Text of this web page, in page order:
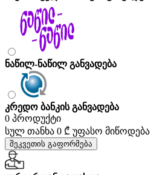
ნაწილ-ნაწილ განვადება
კრედო ბანკის განვადება
0 პროდუქტი
სულ თანხა 0 ₾ უფასო მიწოდება
შეკვეთის გაფორმება